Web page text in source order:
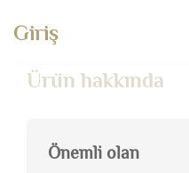
Giriş
Ürün hakkında
Önemli olan